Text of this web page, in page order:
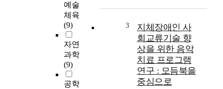
예술
체육
(9)
자연
과학
(9)
공학
3
지체장애인 사
회교류기술 향
상을 위한 음악
치료 프로그램
연구 : 모듬북을
중심으로